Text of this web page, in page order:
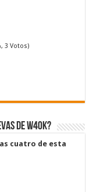
3 Votos)
de W40k?
cuatro de esta